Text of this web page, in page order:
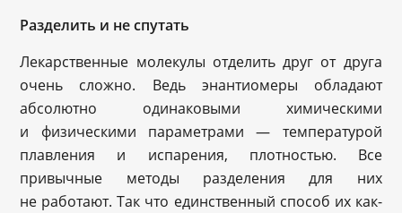
Разделить и не спутать
Лекарственные молекулы отделить друг от друга
очень сложно. Ведь энантиомеры обладают
абсолютно одинаковыми химическими
и физическими параметрами — температурой
плавления и испарения, плотностью. Все
привычные методы разделения для них
не работают. Так что единственный способ их как-